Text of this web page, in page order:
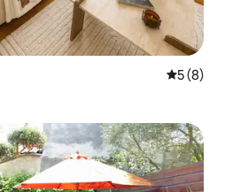
Vidutinis
5 (8)